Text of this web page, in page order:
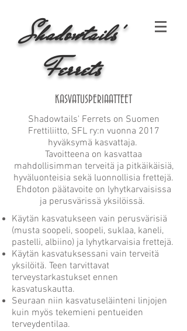
Shadowtails'
Ferrets
KASVATUSPERIAATTEET
Shadowtails' Ferrets on Suomen
Frettiliitto, SFL ry:n vuonna 2017
hyväksymä kasvattaja.
Tavoitteena on kasvattaa
mahdollisimman terveitä ja pitkäikäisiä,
hyväluonteisia sekä luonnollisia frettejä.
Ehdoton päätavoite on lyhytkarvaisissa
ja perusvärissä yksilöissä.
Käytän kasvatukseen vain perusvärisiä
(musta soopeli, soopeli, suklaa, kaneli,
pastelli, albiino) ja lyhytkarvaisia frettejä.
Käytän kasvatuksessani vain terveitä
yksilöitä. Teen tarvittavat
terveystarkastukset ennen
kasvatuskautta.
Seuraan niin kasvatuseläinteni linjojen
kuin myös tekemieni pentueiden
terveydentilaa.